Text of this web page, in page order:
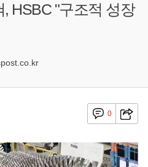
HSBC "구조적 성장
0